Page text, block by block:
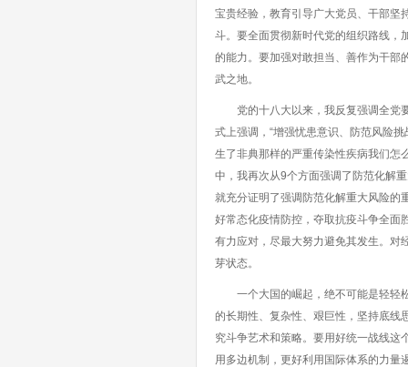
宝贵经验，教育引导广大党员、干部坚
斗。要全面贯彻新时代党的组织路线，
的能力。要加强对敢担当、善作为干部
武之地。
党的十八大以来，我反复强调全党要
式上强调，“增强忧患意识、防范风险
生了非典那样的严重传染性疾病我们怎
中，我再次从9个方面强调了防范化解
就充分证明了强调防范化解重大风险的
好常态化疫情防控，夺取抗疫斗争全面
有力应对，尽最大努力避免其发生。对
芽状态。
一个大国的崛起，绝不可能是轻轻松
的长期性、复杂性、艰巨性，坚持底线
究斗争艺术和策略。要用好统一战线这
用多边机制，更好利用国际体系的力量